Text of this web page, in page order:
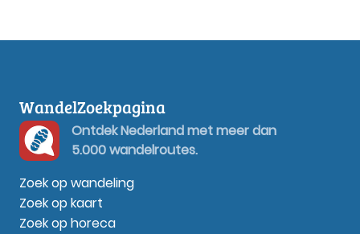
WandelZoekpagina
Ontdek Nederland met meer dan
5.000 wandelroutes.
Zoek op wandeling
Zoek op kaart
Zoek op horeca